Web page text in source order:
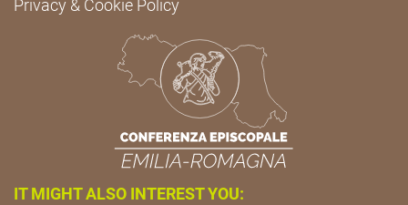
Privacy & Cookie Policy
IT MIGHT ALSO INTEREST YOU: